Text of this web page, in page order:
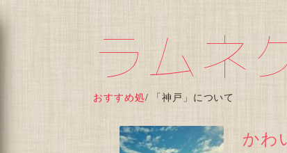
ラムネ
おすすめ処/ 「神戸」について
かわ